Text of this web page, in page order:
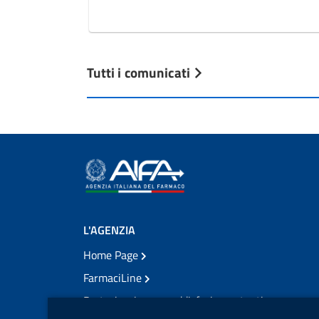
Tutti i comunicati
L'AGENZIA
Home Page
FarmaciLine
Partecipazione e soddisfazione utenti